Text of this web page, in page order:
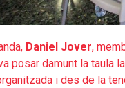
Daniel Jover,
posar damunt la taula
i des de la